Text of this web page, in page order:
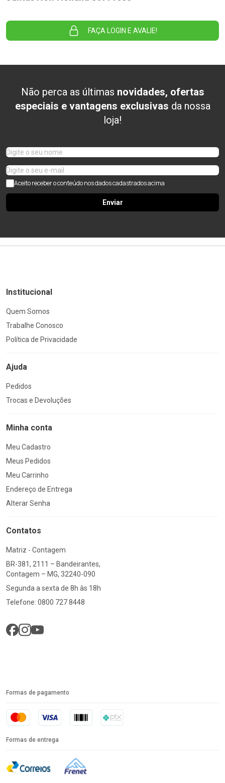
FAÇA LOGIN E AVALIE!
Não perca as últimas novidades, ofertas
especiais e vantagens exclusivas da nossa
loja!
Aceito receber o conteúdo nos dados cadastrados acima
Enviar
Institucional
Quem Somos
Trabalhe Conosco
Política de Privacidade
Ajuda
Pedidos
Trocas e Devoluções
Minha conta
Meu Cadastro
Meus Pedidos
Meu Carrinho
Endereço de Entrega
Alterar Senha
Contatos
Matriz - Contagem
BR-381, 2111 – Bandeirantes,
Contagem – MG, 32240-090
Segunda a sexta de 8h às 18h
Telefone: 0800 727 8448
Formas de pagamento
Formas de entrega